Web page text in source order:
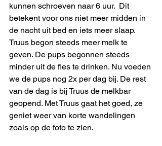
kunnen schroeven naar 6 uur.  Dit
betekent voor ons niet meer midden in
de nacht uit bed en iets meer slaap.
Truus begon steeds meer melk te
geven. De pups begonnen steeds
minder uit de fles te drinken. Nu voeden
we de pups nog 2x per dag bij. De rest
van de dag is bij Truus de melkbar
geopend. Met Truus gaat het goed, ze
geniet weer van korte wandelingen
zoals op de foto te zien.